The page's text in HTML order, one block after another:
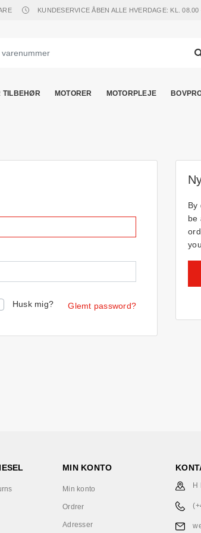
KUNDESERVICE ÅBEN ALLE HVERDAGE: KL. 08.00
TILBEHØR MOTORER MOTORPLEJE
Husk mig? Glemt password?
By
be
MIN KONTO
Min konto
Ordrer
Adresser
H